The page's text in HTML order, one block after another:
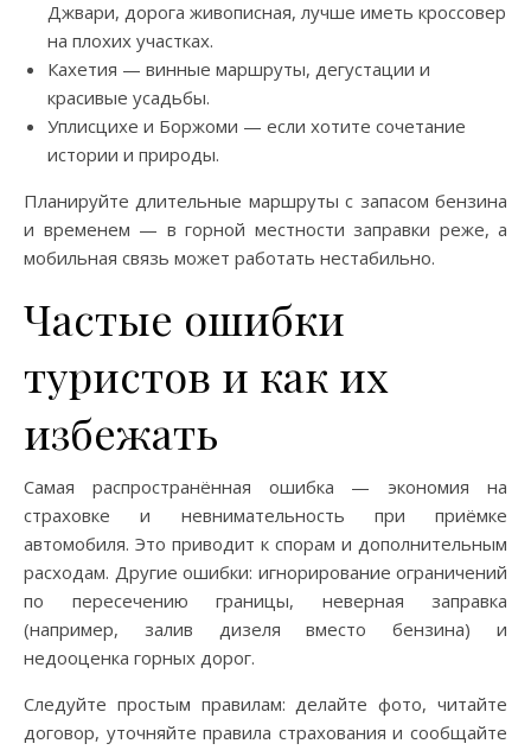
Джвари, дорога живописная, лучше иметь кроссовер
на плохих участках.
Кахетия — винные маршруты, дегустации и
красивые усадьбы.
Уплисцихе и Боржоми — если хотите сочетание
истории и природы.
Планируйте длительные маршруты с запасом бензина
и временем — в горной местности заправки реже, а
мобильная связь может работать нестабильно.
Частые ошибки
туристов и как их
избежать
Самая распространённая ошибка — экономия на
страховке и невнимательность при приёмке
автомобиля. Это приводит к спорам и дополнительным
расходам. Другие ошибки: игнорирование ограничений
по пересечению границы, неверная заправка
(например, залив дизеля вместо бензина) и
недооценка горных дорог.
Следуйте простым правилам: делайте фото, читайте
договор, уточняйте правила страхования и сообщайте